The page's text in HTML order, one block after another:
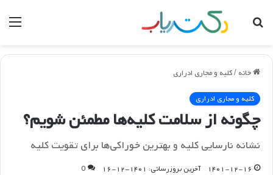
جستجو
خانه /کلیه و مجاری ادراری
کلیه و مجاری ادراری
چگونه از سلامت کلیه‌ها مطمئن شویم؟
نشانه نارسایی کلیه و بهترین خوراکی‌ها برای تقویت کلیه
۱۴۰۱-۱۲-۱۶ آخرین بروزرسانی: ۱۴۰۱-۱۲-۱۶
0